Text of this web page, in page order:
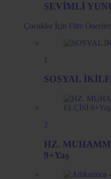
SEVİMLİ
Çocuklar İçin Film
1
SOSYAL
2
HZ.
9+Yaş